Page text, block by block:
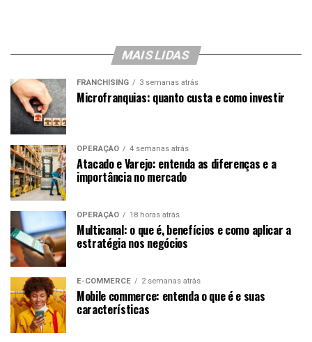
MAIS LIDAS
FRANCHISING 3 semanas atrás
Microfranquias: quanto custa e como investir
OPERAÇÃO 4 semanas atrás
Atacado e Varejo: entenda as diferenças e a
importância no mercado
OPERAÇÃO 18 horas atrás
Multicanal: o que é, benefícios e como aplicar a
estratégia nos negócios
E-COMMERCE 2 semanas atrás
Mobile commerce: entenda o que é e suas
características